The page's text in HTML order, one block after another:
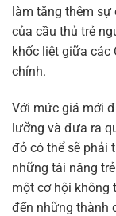
làm tăng thêm sự
của cầu thủ trẻ
khốc liệt giữa các
chính.
Với mức giá mới
lưỡng và đưa ra
đỏ có thể sẽ phải
những tài năng
một cơ hội không
đến những thành